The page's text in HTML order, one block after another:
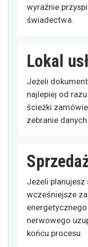
wyraźnie
świadectwa.
Lokal
Jeżeli
najlepiej od
ścieżki
zebranie
Jeżeli planujesz
wcześniejsze
nerwowego
końcu procesu.